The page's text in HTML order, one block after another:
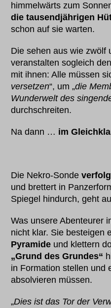
himmelwärts zum
die tausendjährigen
schon auf sie warten.
Die sehen aus wie zwölf
veranstalten sogleich den
mit ihnen: Alle müssen
versetzen“, um „die
Wunderwelt des
durchschreiten.
Na dann … im
Die Nekro-Sonde
und brettert in
Spiegel hindurch, geht
Was unsere Abenteurer
nicht klar. Sie besteigen
Pyramide und klettern
„Grund des Grundes“
in Formation stellen und
absolvieren müssen.
„Dies ist das Tor der